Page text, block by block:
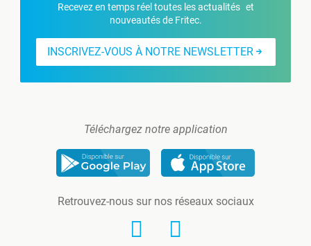
Recevez en temps réel toutes les actualités et
nouveautés de Fritec.
INSCRIVEZ-VOUS À NOTRE NEWSLETTER
Téléchargez notre application
Retrouvez-nous sur nos réseaux sociaux